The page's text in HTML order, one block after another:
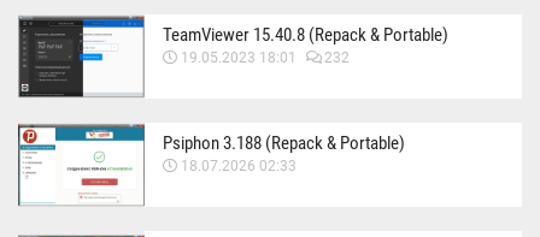
TeamViewer 15.40.8 (Repack & Portable)
19.05.2023 18:01 232
Psiphon 3.188 (Repack & Portable)
18.07.2026 02:33